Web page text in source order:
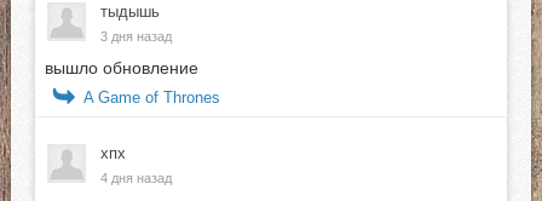
тыдышь
3 дня назад
вышло обновление
A Game of Thrones
хпх
4 дня назад